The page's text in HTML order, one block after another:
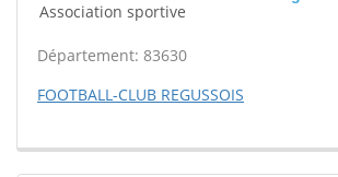
Association sportive
Département: 83630
FOOTBALL-CLUB REGUSSOIS